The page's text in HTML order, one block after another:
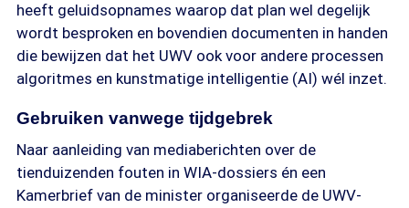
heeft geluidsopnames waarop dat plan wel degelijk
wordt besproken en bovendien documenten in handen
die bewijzen dat het UWV ook voor andere processen
algoritmes en kunstmatige intelligentie (AI) wél inzet.
Gebruiken vanwege tijdgebrek
Naar aanleiding van mediaberichten over de
tienduizenden fouten in WIA-dossiers én een
Kamerbrief van de minister organiseerde de UWV-